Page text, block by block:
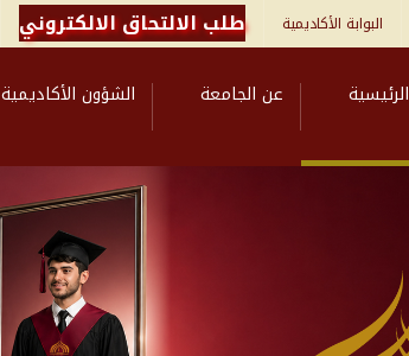
البوابة الأكاديمية طلب الالتحاق الالكتروني
الرئيسية عن الجامعة الشؤون الأكاديمية